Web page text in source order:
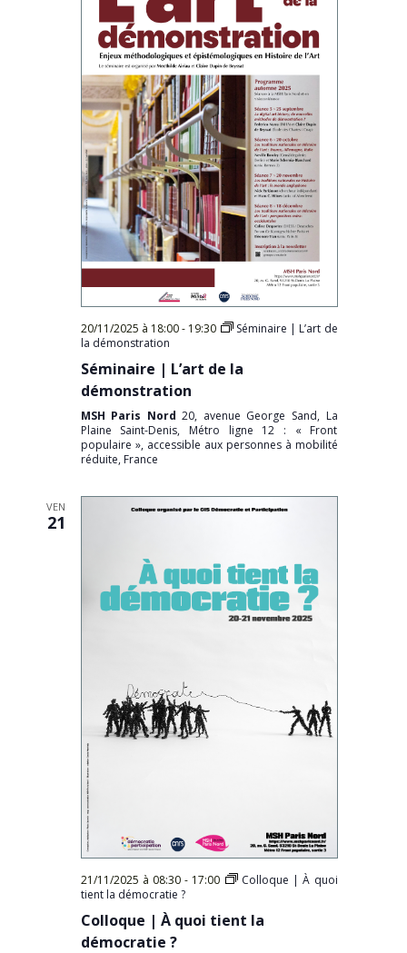
20/11/2025 à 18:00- 19:30
Séminaire | L’art de
la démonstration
Séminaire | L’art de la
démonstration
MSH Paris Nord20, avenue George Sand, La
Plaine Saint-Denis, Métro ligne 12 : « Front
populaire », accessible aux personnes à mobilité
réduite, France
VEN
21
21/11/2025 à 08:30- 17:00
Colloque | À quoi
tient la démocratie ?
Colloque | À quoi tient la
démocratie ?